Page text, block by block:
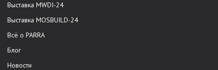
Выставка MWDI-24
Выставка MOSBUILD-24
Всё о PARRA
Блог
Новости